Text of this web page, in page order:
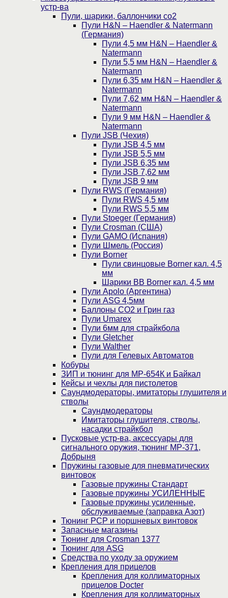
устр-ва
Пули, шарики, баллончики со2
Пули H&N – Haendler & Natermann
(Германия)
Пули 4,5 мм H&N – Haendler &
Natermann
Пули 5,5 мм H&N – Haendler &
Natermann
Пули 6,35 мм H&N – Haendler &
Natermann
Пули 7,62 мм H&N – Haendler &
Natermann
Пули 9 мм H&N – Haendler &
Natermann
Пули JSB (Чехия)
Пули JSB 4,5 мм
Пули JSB 5,5 мм
Пули JSB 6,35 мм
Пули JSB 7,62 мм
Пули JSB 9 мм
Пули RWS (Германия)
Пули RWS 4,5 мм
Пули RWS 5,5 мм
Пули Stoeger (Германия)
Пули Crosman (США)
Пули GAMO (Испания)
Пули Шмель (Россия)
Пули Borner
Пули свинцовые Borner кал. 4,5
мм
Шарики BB Borner кал. 4,5 мм
Пули Apolo (Аргентина)
Пули ASG 4,5мм
Баллоны CO2 и Грин газ
Пули Umarex
Пули 6мм для страйкбола
Пули Gletcher
Пули Walther
Пули для Гелевых Автоматов
Кобуры
ЗИП и тюнинг для МР-654К и Байкал
Кейсы и чехлы для пистолетов
Саундмодераторы, имитаторы глушителя и
стволы
Саундмодераторы
Имитаторы глушителя, стволы,
насадки страйкбол
Пусковые устр-ва, аксессуары для
сигнального оружия, тюнинг МР-371,
Добрыня
Пружины газовые для пневматических
винтовок
Газовые пружины Стандарт
Газовые пружины УСИЛЕННЫЕ
Газовые пружины усиленные,
обслуживаемые (заправка Азот)
Тюнинг PCP и поршневых винтовок
Запасные магазины
Тюнинг для Crosman 1377
Тюнинг для ASG
Средства по уходу за оружием
Крепления для прицелов
Крепления для коллиматорных
прицелов Docter
Крепления для коллиматорных